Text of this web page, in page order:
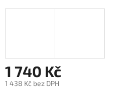
1 740 Kč
1 438 Kč bez DPH